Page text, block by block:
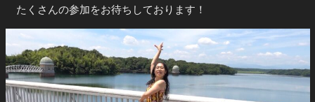
たくさんの参加をお待ちしております！